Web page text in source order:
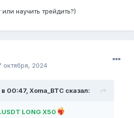
научить трейдить?)
октября, 2024
00:47, Xoma_BTC сказал:
LONG X50